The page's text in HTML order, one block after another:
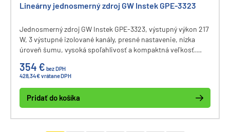
Lineárny jednosmerný zdroj GW Instek GPE-3323
Jednosmerný zdroj GW Instek GPE-3323, výstupný výkon 217
W, 3 výstupné izolované kanály, presné nastavenie, nízka
úroveň šumu, vysoká spoľahlivosť a kompaktná veľkosť.
výstupného výkonu. Rozhranie pre vzdialené ovládanie
Remote I/O.
354 € bez DPH
428,34 € vrátane DPH
Pridať do košíka